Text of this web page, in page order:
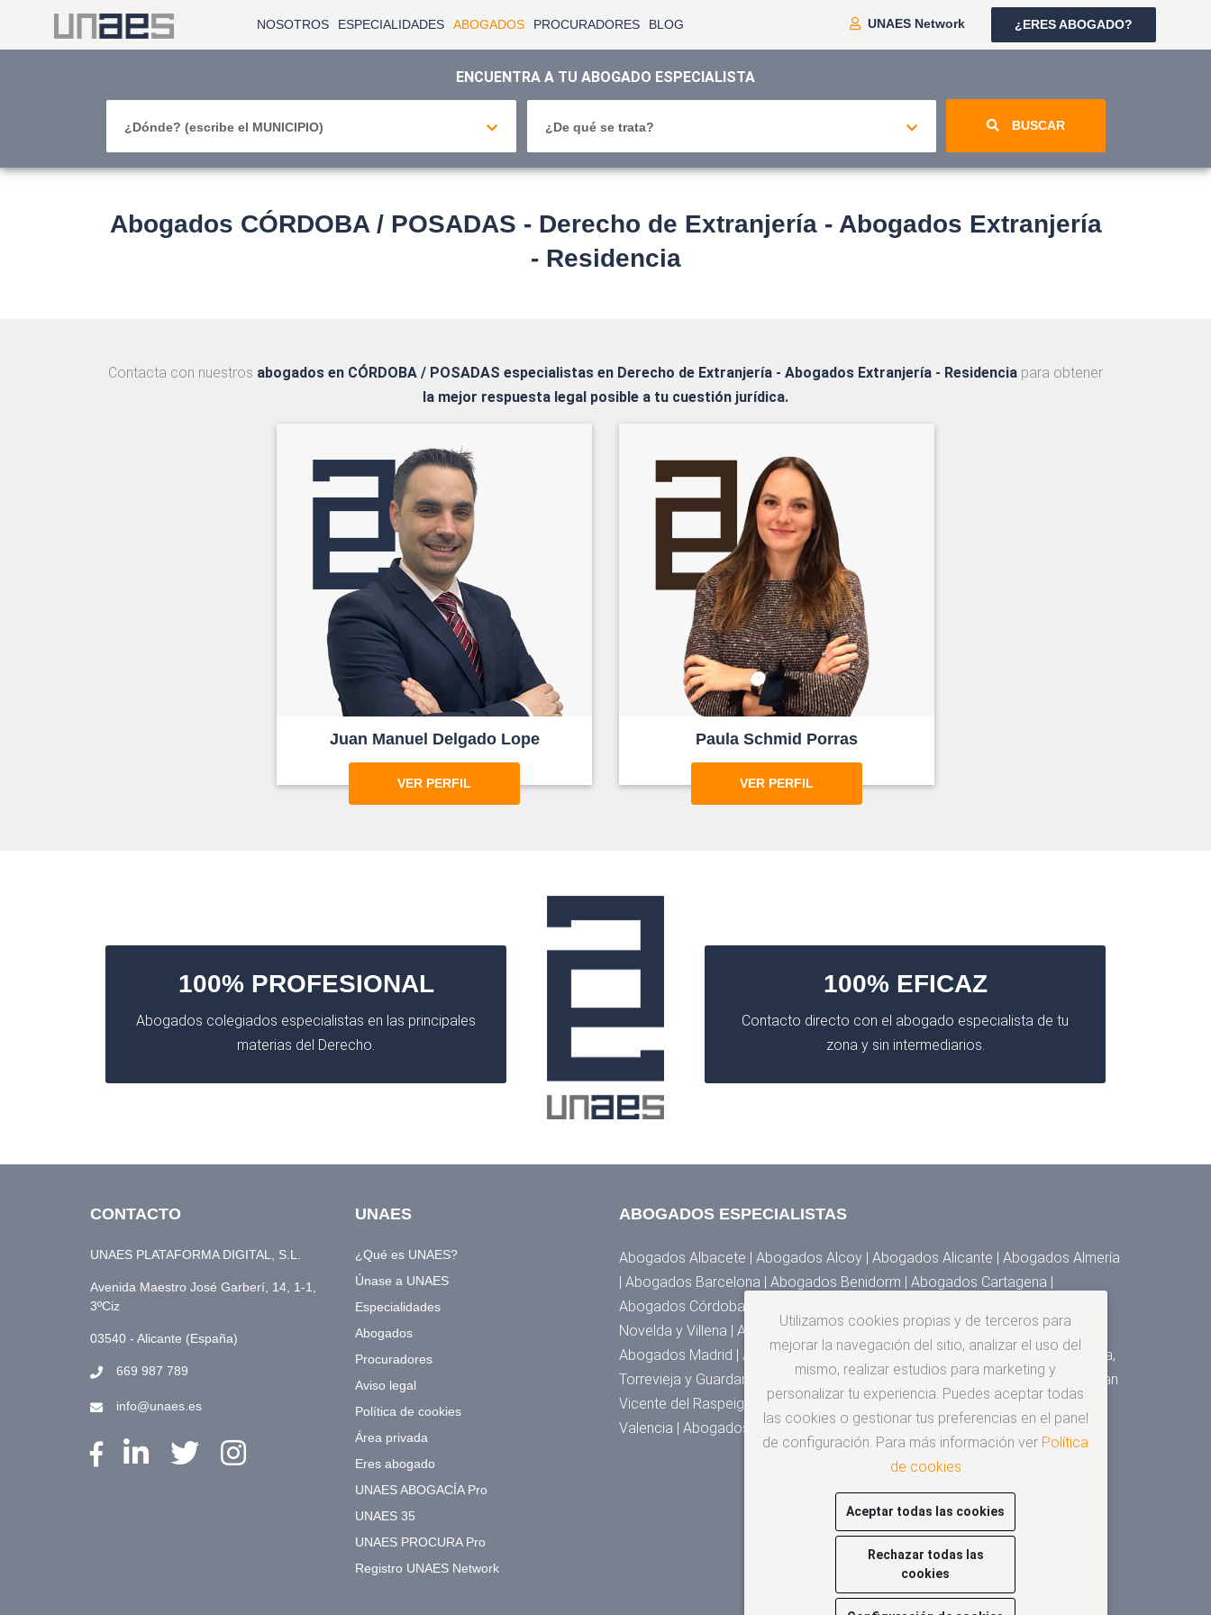
NOSOTROS ESPECIALIDADES ABOGADOS PROCURADORES BLOG UNAES Network ¿ERES ABOGADO?
ENCUENTRA A TU ABOGADO ESPECIALISTA
¿Dónde? (escribe el MUNICIPIO) ¿De qué se trata? BUSCAR
Abogados CÓRDOBA / POSADAS - Derecho de Extranjería - Abogados Extranjería
- Residencia
Contacta con nuestros abogados en CÓRDOBA / POSADAS especialistas en Derecho de Extranjería - Abogados Extranjería - Residencia para obtener
la mejor respuesta legal posible a tu cuestión jurídica.
Juan Manuel Delgado Lope
VER PERFIL
Paula Schmid Porras
VER PERFIL
100% PROFESIONAL
Abogados colegiados especialistas en las principales
materias del Derecho.
100% EFICAZ
Contacto directo con el abogado especialista de tu
zona y sin intermediarios.
CONTACTO
UNAES PLATAFORMA DIGITAL, S.L.
Avenida Maestro José Garberí, 14, 1-1,
3ºCiz
03540 - Alicante (España)
669 987 789
info@unaes.es
UNAES
¿Qué es UNAES?
Únase a UNAES
Especialidades
Abogados
Procuradores
Aviso legal
Política de cookies
Área privada
Eres abogado
UNAES ABOGACÍA Pro
UNAES 35
UNAES PROCURA Pro
Registro UNAES Network
ABOGADOS ESPECIALISTAS
Abogados Albacete | Abogados Alcoy | Abogados Alicante | Abogados Almería
| Abogados Barcelona | Abogados Benidorm | Abogados Cartagena |
Abogados Córdoba | Abogados Denia | Abogados Elche | Abogados Elda,
Novelda y Villena | Abogados Granada | Abogados Huesca | Abogados Jaén |
Abogados Madrid | Abogados Málaga | Abogados Murcia | Abogados Orihuela,
Torrevieja y Guardamar | Abogados San Cristóbal de la Laguna | Abogados San
Vicente del Raspeig | Abogados Santander | Abogados Sevilla | Abogados
Valencia | Abogados Zaragoza
Utilizamos cookies propias y de terceros para
mejorar la navegación del sitio, analizar el uso del
mismo, realizar estudios para marketing y
personalizar tu experiencia. Puedes aceptar todas
las cookies o gestionar tus preferencias en el panel
de configuración. Para más información ver Política
de cookies
Aceptar todas las cookies
Rechazar todas las
cookies